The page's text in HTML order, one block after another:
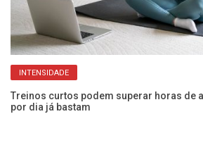
INTENSIDADE
Treinos curtos podem superar horas de
por dia já bastam